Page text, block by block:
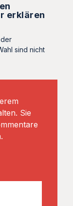
erklären
der
sind nicht
Sie